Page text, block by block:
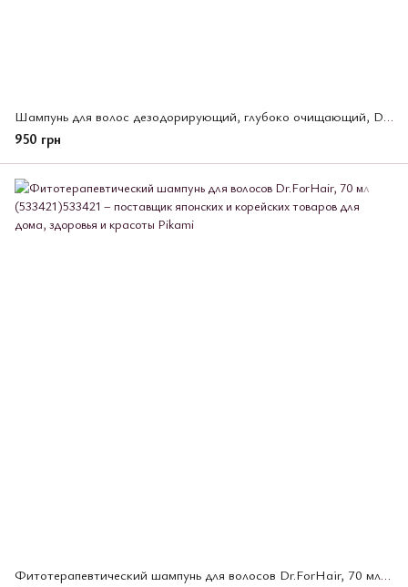
Шампунь для волос дезодорирующий, глубоко очищающий, DeOu, Rohto, 400 мл (148783)
950 грн
Фитотерапевтический шампунь для волосов Dr.ForHair, 70 мл (533421)